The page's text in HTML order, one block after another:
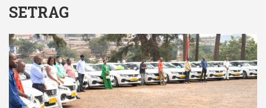
SETRAG